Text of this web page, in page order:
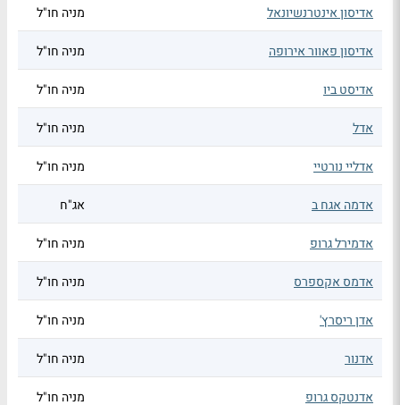
אדיסון אינטרנשיונאל מניה חו"ל
אדיסון פאוור אירופה מניה חו"ל
אדיסט ביו מניה חו"ל
אדל מניה חו"ל
אדליי נורטיי מניה חו"ל
אדמה אגח ב אג"ח
אדמירל גרופ מניה חו"ל
אדמס אקספרס מניה חו"ל
אדן ריסרץ' מניה חו"ל
אדנור מניה חו"ל
אדנטקס גרופ מניה חו"ל